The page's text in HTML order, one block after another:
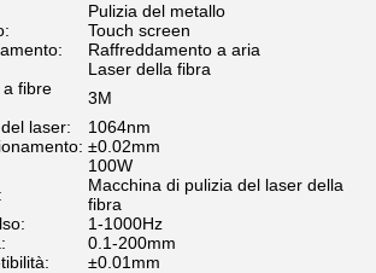
Pulizia del metallo
Touch screen
Raffreddamento a aria
Laser della fibra
a fibre
3M
laser:
1064nm
±0.02mm
100W
Macchina di pulizia del laser della
fibra
1-1000Hz
0.1-200mm
±0.01mm